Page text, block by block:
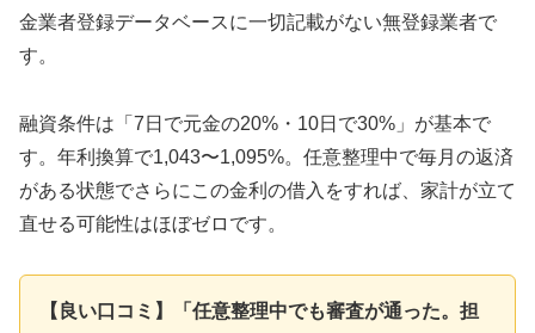
金業者登録データベースに一切記載がない無登録業者で
す。
融資条件は「7日で元金の20%・10日で30%」が基本で
す。年利換算で1,043〜1,095%。任意整理中で毎月の返済
がある状態でさらにこの金利の借入をすれば、家計が立て
直せる可能性はほぼゼロです。
【良い口コミ】「任意整理中でも審査が通った。担